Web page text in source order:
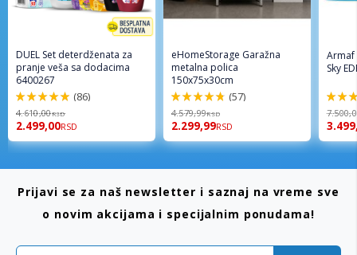
DUEL Set deterdženata za
pranje veša sa dodacima
6400267
98%
(86)
4.610,00RSD
2.499,00RSD
eHomeStorage Garažna
metalna polica
150x75x30cm
96%
(57)
4.579,99RSD
2.299,99RSD
Armaf
Sky
94%
Prijavi se za naš newsletter i saznaj na vreme sve
o novim akcijama i specijalnim ponudama!